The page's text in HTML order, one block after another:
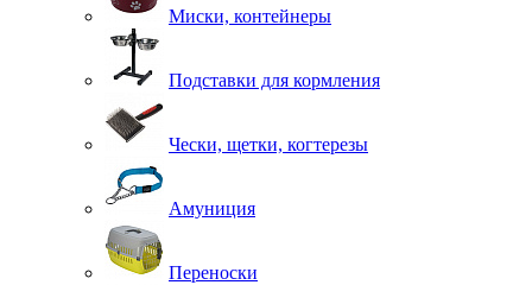
Миски, контейнеры
Подставки для кормления
Чески, щетки, когтерезы
Амуниция
Переноски